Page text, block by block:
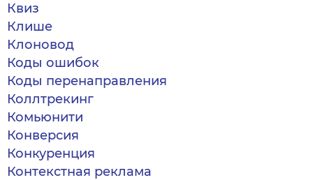
Квиз
Клише
Клоновод
Коды ошибок
Коды перенаправления
Коллтрекинг
Комьюнити
Конверсия
Конкуренция
Контекстная реклама